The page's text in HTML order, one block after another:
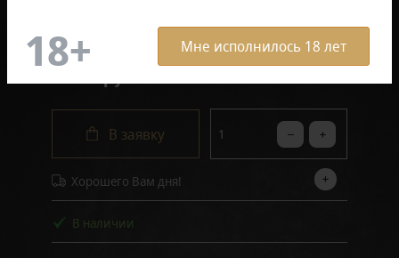
Мне исполнилось 18 лет
В заявку
Хорошего Вам дня!
В наличии